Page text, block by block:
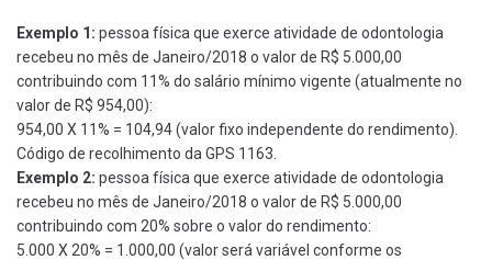
Exemplo 1: pessoa física que exerce atividade de odontologia
recebeu no mês de Janeiro/2018 o valor de R$ 5.000,00
contribuindo com 11% do salário mínimo vigente (atualmente no
valor de R$ 954,00):
954,00 X 11% = 104,94 (valor fixo independente do rendimento).
Código de recolhimento da GPS 1163.
Exemplo 2: pessoa física que exerce atividade de odontologia
recebeu no mês de Janeiro/2018 o valor de R$ 5.000,00
contribuindo com 20% sobre o valor do rendimento:
5.000 X 20% = 1.000,00 (valor será variável conforme os